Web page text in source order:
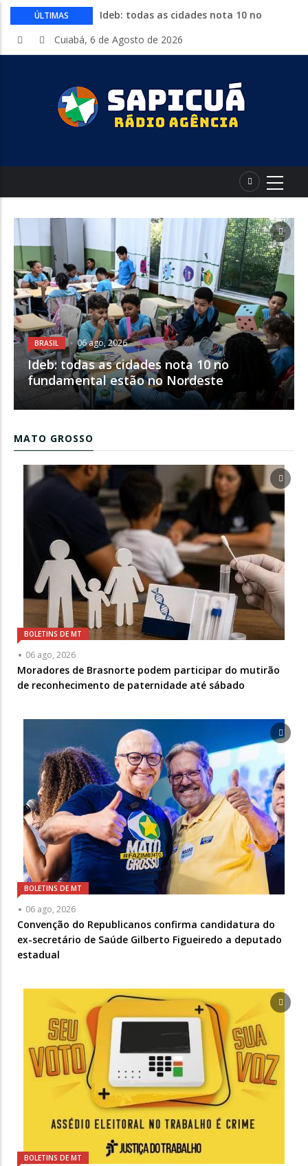
ÚLTIMAS
Ideb: todas as cidades nota 10 no
Conheça 16 profissões que devem crescer
sábado a Expolucas em Lucas do Rio
Verde
Proposta que altera regras para piso
com shows, rodeio e parque de diversões
Cuiabá, 6 de Agosto de 2026
BRASIL 06 ago, 2026
Ideb: todas as cidades nota 10 no
fundamental estão no Nordeste
MATO GROSSO
BOLETINS DE MT
06 ago, 2026
Moradores de Brasnorte podem participar do mutirão
de reconhecimento de paternidade até sábado
BOLETINS DE MT
06 ago, 2026
Convenção do Republicanos confirma candidatura do
ex-secretário de Saúde Gilberto Figueiredo a deputado
estadual
BOLETINS DE MT